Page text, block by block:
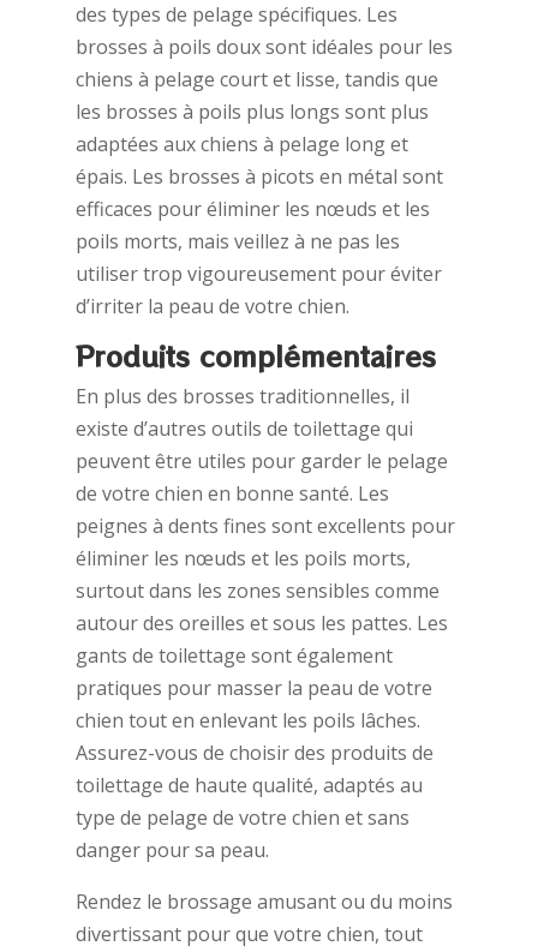
des types de pelage spécifiques. Les
brosses à poils doux sont idéales pour les
chiens à pelage court et lisse, tandis que
les brosses à poils plus longs sont plus
adaptées aux chiens à pelage long et
épais. Les brosses à picots en métal sont
efficaces pour éliminer les nœuds et les
poils morts, mais veillez à ne pas les
utiliser trop vigoureusement pour éviter
d’irriter la peau de votre chien.
Produits complémentaires
En plus des brosses traditionnelles, il
existe d’autres outils de toilettage qui
peuvent être utiles pour garder le pelage
de votre chien en bonne santé. Les
peignes à dents fines sont excellents pour
éliminer les nœuds et les poils morts,
surtout dans les zones sensibles comme
autour des oreilles et sous les pattes. Les
gants de toilettage sont également
pratiques pour masser la peau de votre
chien tout en enlevant les poils lâches.
Assurez-vous de choisir des produits de
toilettage de haute qualité, adaptés au
type de pelage de votre chien et sans
danger pour sa peau.
Rendez le brossage amusant ou du moins
divertissant pour que votre chien, tout